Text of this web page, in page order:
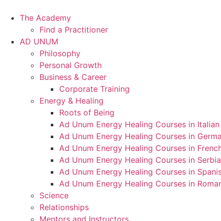
The Academy
Find a Practitioner
AD UNUM
Philosophy
Personal Growth
Business & Career
Corporate Training
Energy & Healing
Roots of Being
Ad Unum Energy Healing Courses in Italian
Ad Unum Energy Healing Courses in
Ad Unum Energy Healing Courses in
Ad Unum Energy Healing Courses in
Ad Unum Energy Healing Courses in
Ad Unum Energy Healing Courses in
Science
Relationships
Mentors and Instructors